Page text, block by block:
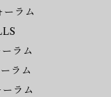
ラム
ラム
ラム
ラム